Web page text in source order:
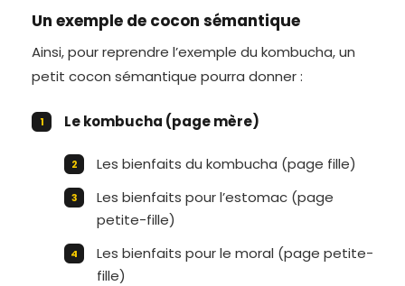
Un exemple de cocon sémantique
Ainsi, pour reprendre l’exemple du kombucha, un
petit cocon sémantique pourra donner :
Le kombucha (page mère)
Les bienfaits du kombucha (page fille)
Les bienfaits pour l’estomac (page
petite-fille)
Les bienfaits pour le moral (page petite-
fille)